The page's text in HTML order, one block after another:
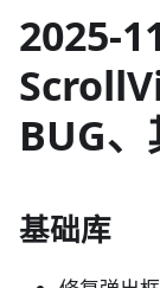
2025-
BUG
基础库